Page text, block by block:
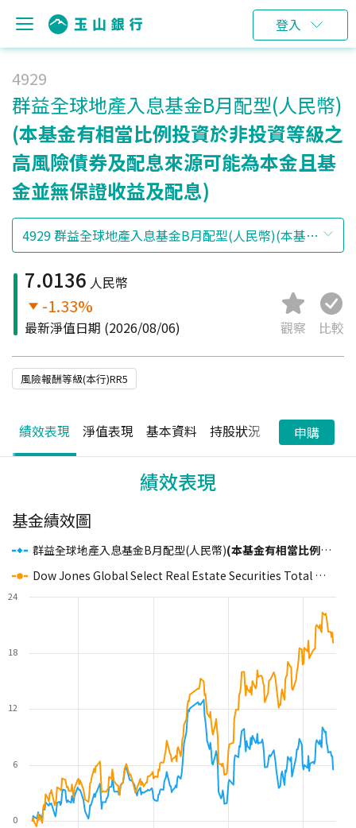
登入
4929
群益全球地產入息基金B月配型(人民幣)
(本基金有相當比例投資於非投資等級之
高風險債券及配息來源可能為本金且基
金並無保證收益及配息)
7.0136 人民幣
-1.33%
最新淨值日期 (2026/08/06) 觀察 比較
風險報酬等級(本行)RR5
績效表現 淨值表現 基本資料 持股狀況 配息狀況
申購
績效表現
基金績效圖
群益全球地產入息基金B月配型(人民幣)(本基金有相當比例投資於非投資等級之高風險債券及配息來源可能為本金且基金並無保證收益及配息)
Dow Jones Global Select Real Estate Securities Total Return Index
0
6
12
18
24